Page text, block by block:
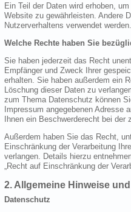
Ein Teil der Daten wird erhoben,
Website zu gewährleisten. Andere
Nutzerverhaltens verwendet werden.
Welche Rechte haben Sie
Sie haben jederzeit das Recht
Empfänger und Zweck Ihrer
erhalten. Sie haben außerdem ein
Löschung dieser Daten zu
zum Thema Datenschutz können
Impressum angegebenen Adresse
Ihnen ein Beschwerderecht bei der
Außerdem haben Sie das Recht,
Einschränkung der Verarbeitung
verlangen. Details hierzu
„Recht auf Einschränkung der
2. Allgemeine Hinweise
Datenschutz